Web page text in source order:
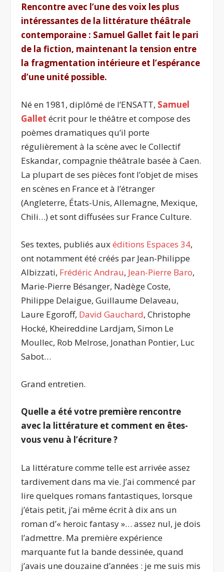
Rencontre avec l’une des voix les plus
intéressantes de la littérature théâtrale
contemporaine : Samuel Gallet fait le pari
de la fiction, maintenant la tension entre
la fragmentation intérieure et l’espérance
d’une unité possible.
Né en 1981, diplômé de l’ENSATT, Samuel
Gallet écrit pour le théâtre et compose des
poèmes dramatiques qu’il porte
régulièrement à la scène avec le Collectif
Eskandar, compagnie théâtrale basée à Caen.
La plupart de ses pièces font l’objet de mises
en scènes en France et à l’étranger
(Angleterre, États-Unis, Allemagne, Mexique,
Chili…) et sont diffusées sur France Culture.
Ses textes, publiés auxéditions Espaces 34,
ont notamment été créés par Jean-Philippe
Albizzati, Frédéric Andrau, Jean-Pierre Baro,
Marie-Pierre Bésanger, Nadège Coste,
Philippe Delaigue, Guillaume Delaveau,
Laure Egoroff, David Gauchard, Christophe
Hocké, Kheireddine Lardjam, Simon Le
Moullec, Rob Melrose, Jonathan Pontier, Luc
Sabot…
Grand entretien.
Quelle a été votre première rencontre
avec la littérature et comment en êtes-
vous venu à l’écriture ?
La littérature comme telle est arrivée assez
tardivement dans ma vie. J’ai commencé par
lire quelques romans fantastiques, lorsque
j’étais petit, j’ai même écrit à dix ans un
roman d’« heroic fantasy »… assez nul, je dois
l’admettre. Ma première expérience
marquante fut la bande dessinée, quand
j’avais une douzaine d’années : je me suis mis